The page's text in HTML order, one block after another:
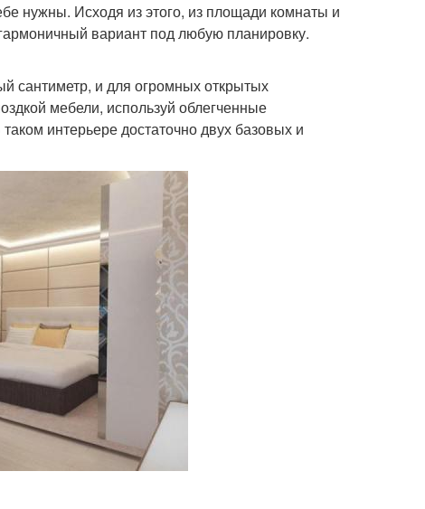
нужны. Исходя из этого, из площади комнаты и
вариант под любую планировку.
сантиметр, и для огромных открытых
мебели, используй облегченные
интерьере достаточно двух базовых и